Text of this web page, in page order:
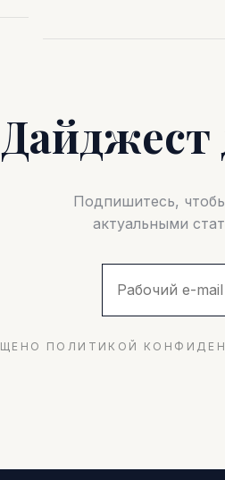
Дайджест
Подпишитесь,
актуальными
ПОЛИТИКОЙ